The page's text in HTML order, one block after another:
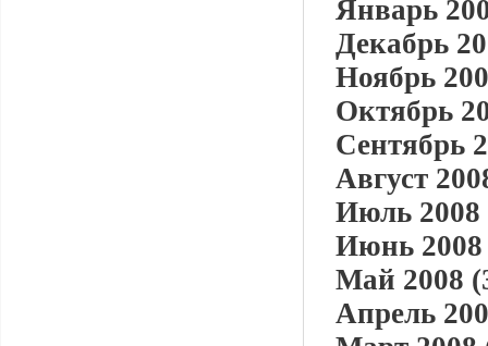
Январь
Декабрь
Ноябрь
Октябрь
Сентябрь
Август
Июль 2008
Июнь 2008
Май 2008
Апрель